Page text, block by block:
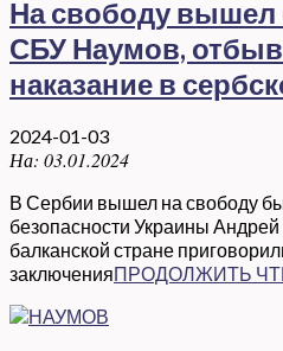
На свободу
СБУ Наумов,
наказание в
2024-01-03
На: 03.01.2024
В Сербии вышел на свободу
безопасности Украины
балканской стране
заключенияПРОДОЛЖИТЬ